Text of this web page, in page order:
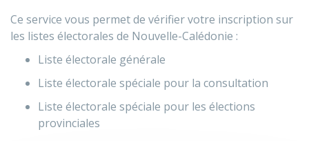
Ce service vous permet de vérifier votre inscription sur
les listes électorales de Nouvelle-Calédonie :
Liste électorale générale
Liste électorale spéciale pour la consultation
Liste électorale spéciale pour les élections
provinciales